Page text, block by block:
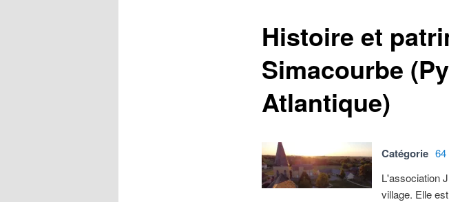
Histoire et
Simacourbe
Atlantique)
Catégorie 64
L'association
village. Elle